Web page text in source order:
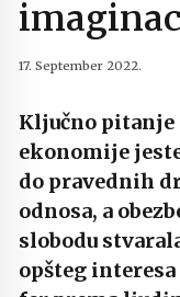
17. September 2022.
Ključno
ekonomije
do pravednih
odnosa, a
slobodu
opšteg